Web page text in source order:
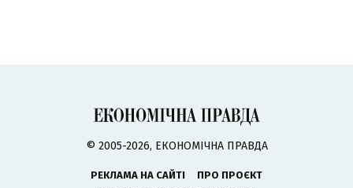
© 2005-2026, ЕКОНОМІЧНА ПРАВДА
РЕКЛАМА НА САЙТІ
ПРО ПРОЄКТ